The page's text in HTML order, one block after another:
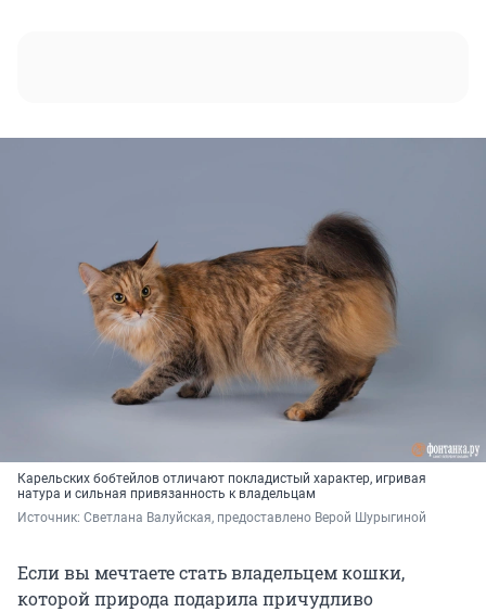
Карельских бобтейлов отличают покладистый характер, игривая
натура и сильная привязанность к владельцам
Источник: Светлана Валуйская, предоставлено Верой Шурыгиной
Если вы мечтаете стать владельцем кошки,
которой природа подарила причудливо